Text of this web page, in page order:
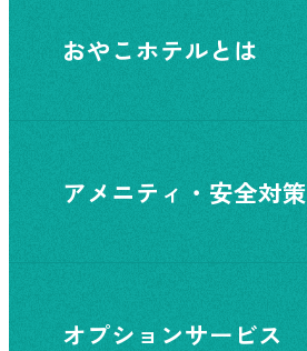
おやこホテルとは
アメニティ・安全対策
オプションサービス